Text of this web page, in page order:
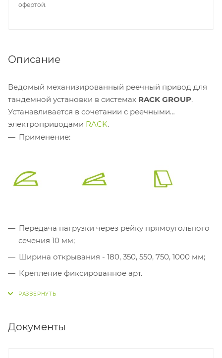
офертой.
Описание
Ведомый механизированный реечный привод для
тандемной установки в системах RACK GROUP.
Устанавливается в сочетании с реечными
электроприводами RACK.
Применение:
Передача нагрузки через рейку прямоугольного
сечения 10 мм;
Ширина открывания - 180, 350, 550, 750, 1000 мм;
Крепление фиксированное арт.
общим усилием 650N (230Vac) и 750N (24Vdc) -
Документы